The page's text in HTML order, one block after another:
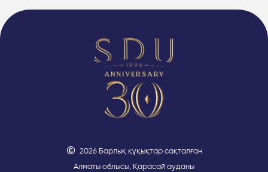
2026 Барлық құқықтар сақталған
Алматы облысы, Қарасай ауданы